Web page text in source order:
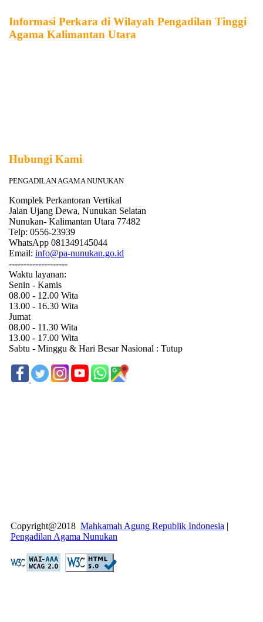
Informasi Perkara di Wilayah Pengadilan Tinggi
Agama Kalimantan Utara
Hubungi Kami
PENGADILAN AGAMA NUNUKAN
Komplek Perkantoran Vertikal
Jalan Ujang Dewa, Nunukan Selatan
Nunukan- Kalimantan Utara 77482
Telp: 0556-23939
WhatsApp 081349145044
Email: info@pa-nunukan.go.id
--------------------
Waktu layanan:
Senin - Kamis
08.00 - 12.00 Wita
13.00 - 16.30 Wita
Jumat
08.00 - 11.30 Wita
13.00 - 17.00 Wita
Sabtu - Minggu & Hari Besar Nasional : Tutup
Copyright@2018 Mahkamah Agung Republik Indonesia |
Pengadilan Agama Nunukan